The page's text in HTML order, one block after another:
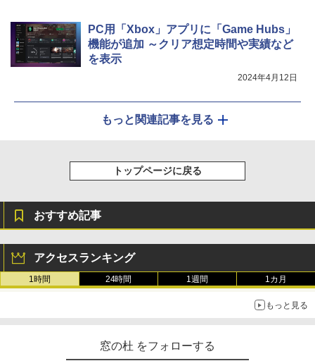
PC用「Xbox」アプリに「Game Hubs」
機能が追加 ～クリア想定時間や実績など
を表示
2024年4月12日
もっと関連記事を見る
トップページに戻る
おすすめ記事
アクセスランキング
1時間 24時間 1週間 1カ月
もっと見る
窓の杜 をフォローする